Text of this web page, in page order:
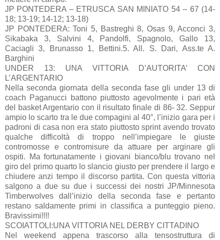
JP PONTEDERA – ETRUSCA SAN MINIATO 54 – 67 (14-
18; 13-19; 14-12; 13-18)
JP PONTEDERA: Toni 5, Bastreghi 8, Osas 9, Acconci 3,
Sikabaka 3, Salvini 4, Pandolfi, Spagnolo, Gallo 13,
Caciagli 3, Brunasso 1, Bettini.5. All. S. Dari, Ass.te A.
Barghini
UNDER 13: UNA VITTORIA D’AUTORITA’ CON
L’ARGENTARIO
Nella seconda giornata della seconda fase gli under 13 di
coach Paganucci battono piuttosto agevolmente i pari età
del basket Argentario con il risultato finale di 86- 32. Seppur
ampio lo scarto tra le due compagini al 40°, l’inizio gara per i
padroni di casa non era stato piuttosto sprint avendo trovato
qualche difficoltà di troppo nell’impiegare le giuste
contromosse e contromisure da attuare per arginare gli
ospiti. Ma fortunatamente i giovani bianco/blu trovano nel
giro del primo quarto lo slancio giusto per prendere il largo e
chiudere anzi tempo il discorso partita. Con questa vittoria
salgono a due su due i successi dei nostri JP/Minnesota
Timberwolves dall’inizio della seconda fase e pertanto
restano saldamente primi in classifica a punteggio pieno.
Bravissimi!!!!
SCOIATTOLI:UNA VITTORIA NEL DERBY CITTADINO
Nel weekend appena trascorso alla tensostruttura di